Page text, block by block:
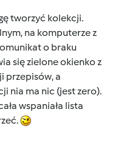
tworzyć kolekcji.
na komputerze z
o braku
się zielone okienko z
przepisów, a
nia ma nic (jest zero).
wspaniała lista